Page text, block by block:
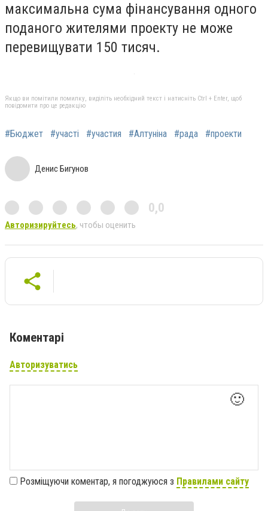
максимальна сума фінансування одного
поданого жителями проекту не може
перевищувати 150 тисяч.
Якщо ви помітили помилку, виділіть необхідний текст і натисніть Ctrl + Enter, щоб
повідомити про це редакцію
#Бюджет #участі #участия #Алтуніна #рада #проекти
Денис Бигунов
0,0
Авторизируйтесь, чтобы оценить
Коментарі
Авторизуватись
🙂
Розміщуючи коментар, я погоджуюся з Правилами сайту